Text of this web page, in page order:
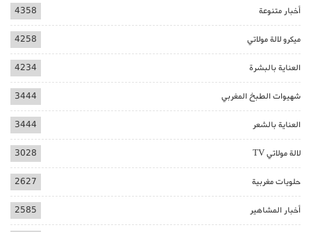
أخبار متنوعة 4358
ميكرو لالة مولاتي 4258
العناية بالبشرة 4234
شهيوات الطبخ المغربي 3444
العناية بالشعر 3444
لالة مولاتي TV 3028
حلويات مغربية 2627
أخبار المشاهير 2585